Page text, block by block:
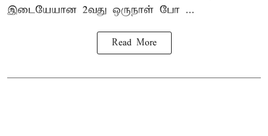
இடையேயான 2வது ஒருநாள் போ ...
Read More